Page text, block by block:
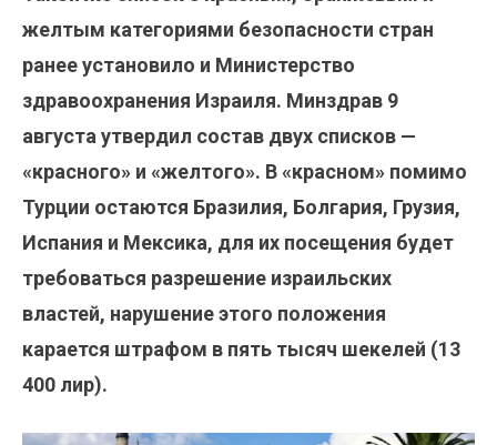
желтым категориями безопасности стран
ранее установило и Министерство
здравоохранения Израиля. Минздрав 9
августа утвердил состав двух списков —
«красного» и «желтого». В «красном» помимо
Турции остаются Бразилия, Болгария, Грузия,
Испания и Мексика, для их посещения будет
требоваться разрешение израильских
властей, нарушение этого положения
карается штрафом в пять тысяч шекелей (13
400 лир).